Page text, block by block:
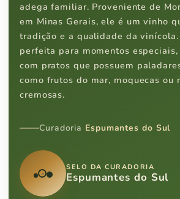
adega familiar. Proveniente de
em Minas Gerais, ele é um vinho
tradição e a qualidade da vinícola.
perfeita para momentos
com pratos que possuem
como frutos do mar, moquecas ou
cremosas.
Curadoria Espumantes do Sul
SELO DA CURADORIA
Espumantes do Sul